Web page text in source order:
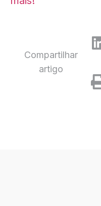
Compartilhar
artigo